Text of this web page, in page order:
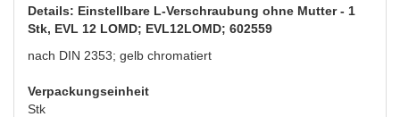
Details: Einstellbare L-Verschraubung ohne Mutter - 1
Stk, EVL 12 LOMD; EVL12LOMD; 602559
nach DIN 2353; gelb chromatiert
Verpackungseinheit
Stk